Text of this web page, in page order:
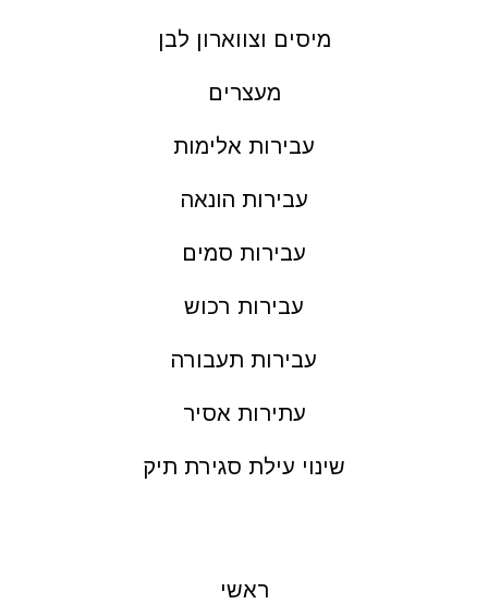
מיסים וצווארון לבן
מעצרים
עבירות אלימות
עבירות הונאה
עבירות סמים
עבירות רכוש
עבירות תעבורה
עתירות אסיר
שינוי עילת סגירת תיק
ראשי